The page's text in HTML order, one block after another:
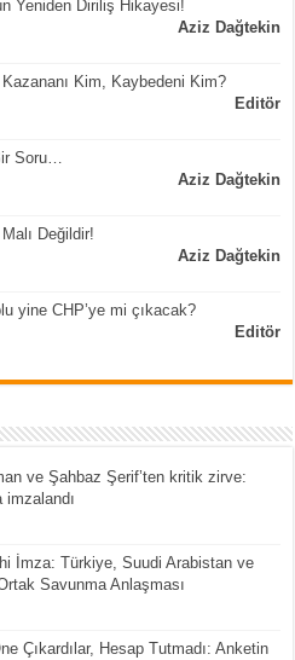
Yeniden Diriliş Hikayesi!
Aziz Dağtekin
Kim, Kaybedeni Kim?
Editör
Soru…
Aziz Dağtekin
Değildir!
Aziz Dağtekin
yine CHP’ye mi çıkacak?
Editör
ve Şahbaz Şerif’ten kritik zirve:
imzalandı
İmza: Türkiye, Suudi Arabistan ve
Savunma Anlaşması
Çıkardılar, Hesap Tutmadı: Anketin